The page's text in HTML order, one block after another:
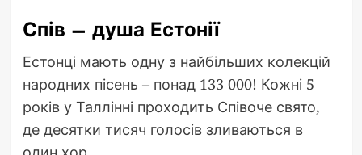
Спів – душа Естонії
Естонці мають одну з найбільших колекцій
народних пісень – понад 133 000! Кожні 5
років у Таллінні проходить Співоче свято,
де десятки тисяч голосів зливаються в